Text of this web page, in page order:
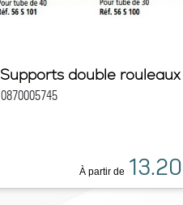
Supports double rouleaux
0870005745
À partir de 13.20